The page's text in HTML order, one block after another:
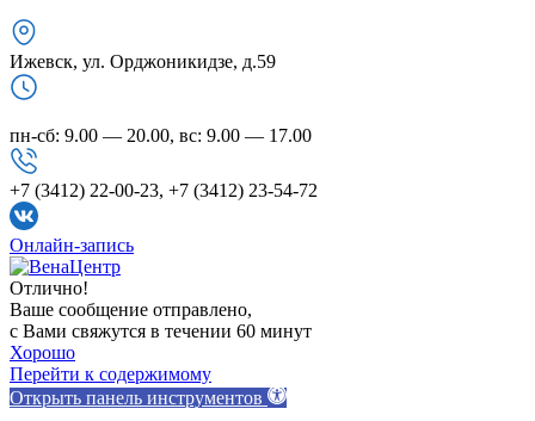
Ижевск, ул. Орджоникидзе, д.59
пн-сб: 9.00 — 20.00, вс: 9.00 — 17.00
+7 (3412) 22-00-23, +7 (3412) 23-54-72
Онлайн-запись
Отлично!
Ваше сообщение отправлено,
с Вами свяжутся в течении 60 минут
Хорошо
Перейти к содержимому
Открыть панель инструментов